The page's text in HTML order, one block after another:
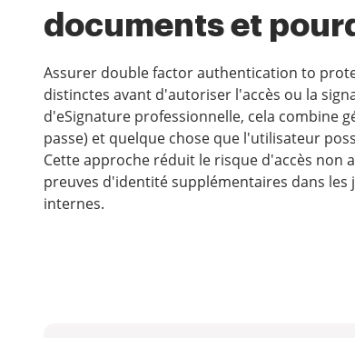
documents et
Assurer double factor authentication to
distinctes avant d'autoriser l'accès ou la
d'eSignature professionnelle, cela combine
passe) et quelque chose que l'utilisateur
Cette approche réduit le risque d'accès
preuves d'identité supplémentaires dans
internes.